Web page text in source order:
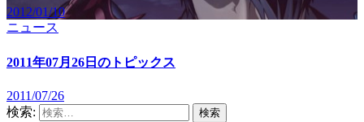
2012/01/10
ニュース
2011年07月26日のトピックス
2011/07/26
検索: